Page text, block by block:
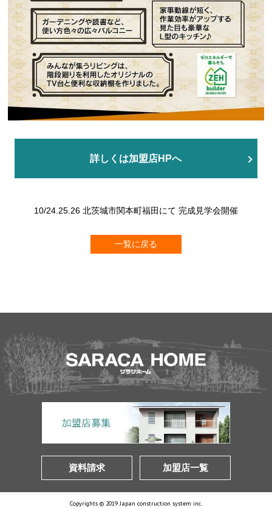
詳しくは加盟店HPへ
10/24.25.26 北茨城市関本町福田にて 完成見学会開催
一覧に戻る
資料請求 加盟店一覧
Copyrights © 2019 Japan construction system inc.